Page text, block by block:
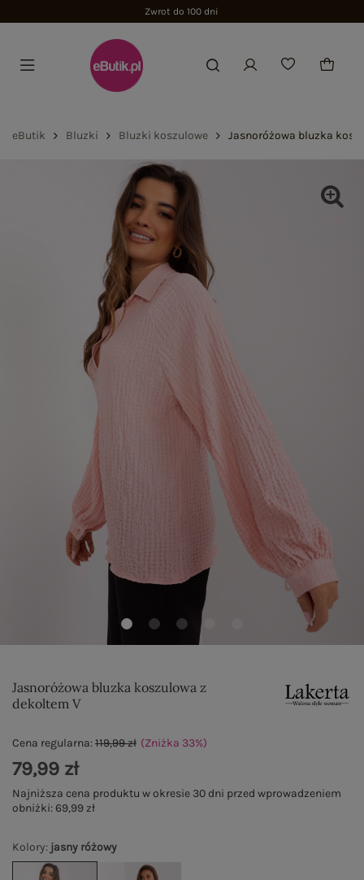
Zwrot do 100 dni
eButik Bluzki Bluzki koszulowe Jasnoróżowa bluzka
Jasnoróżowa bluzka koszulowa z
dekoltem V
Kolory: jasny różowy
Cena regularna:119,99 zł (Zniżka 33%)
79,99 zł
Najniższa cena produktu w okresie 30 dni przed wprowadzeniem
obniżki:69,99 zł